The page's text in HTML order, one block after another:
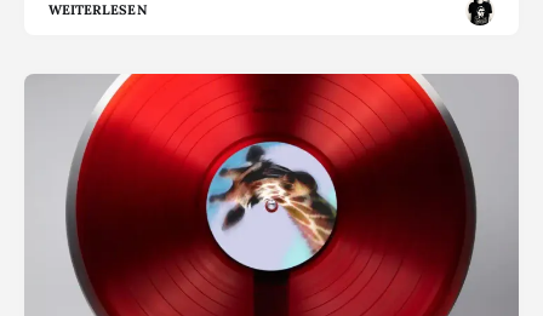
WEITERLESEN